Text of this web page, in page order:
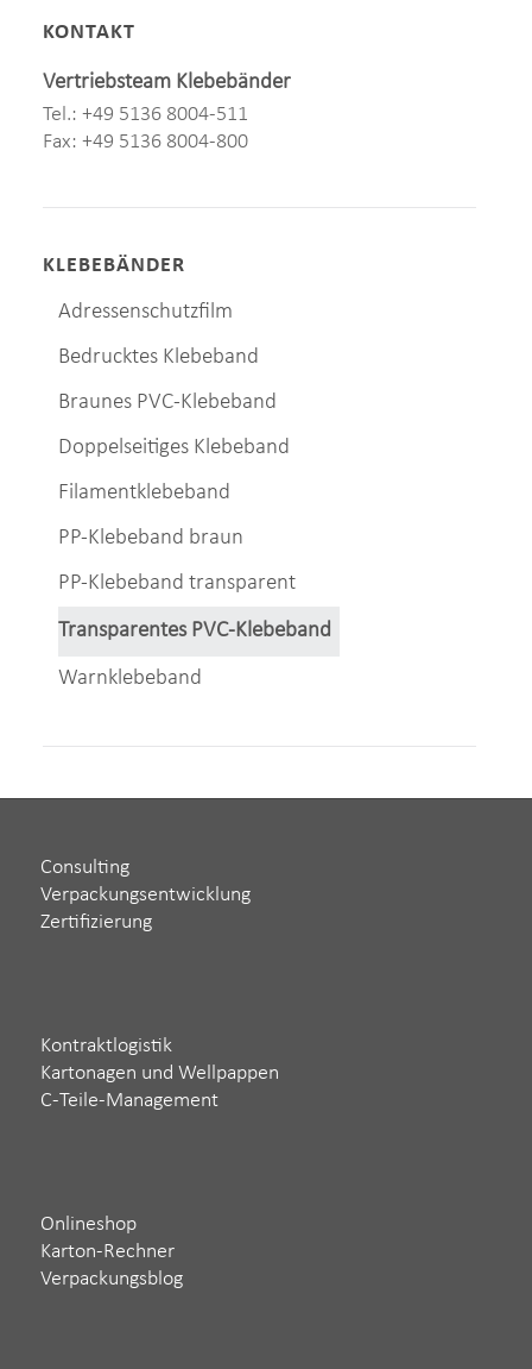
KONTAKT
Vertriebsteam Klebebänder
Tel.: +49 5136 8004-511
Fax: +49 5136 8004-800
KLEBEBÄNDER
Adressenschutzfilm
Bedrucktes Klebeband
Braunes PVC-Klebeband
Doppelseitiges Klebeband
Filamentklebeband
PP-Klebeband braun
PP-Klebeband transparent
Transparentes PVC-Klebeband
Warnklebeband
Consulting
Verpackungsentwicklung
Zertifizierung
Kontraktlogistik
Kartonagen und Wellpappen
C-Teile-Management
Onlineshop
Karton-Rechner
Verpackungsblog